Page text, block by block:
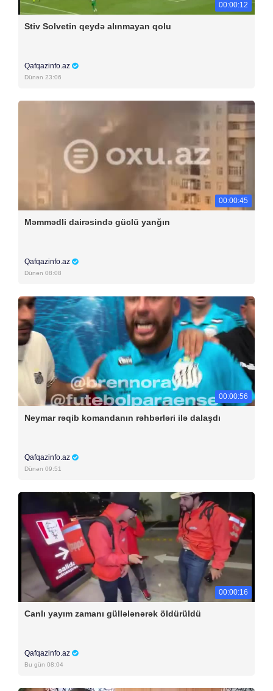
00:00:12
Stiv Solvetin qeydə alınmayan qolu
Qafqazinfo.az
Dünən 23:06
00:00:45
Məmmədli dairəsində güclü yanğın
Qafqazinfo.az
Dünən 08:08
00:00:56
Neymar rəqib komandanın rəhbərləri ilə dalaşdı
Qafqazinfo.az
Dünən 09:51
00:00:16
Canlı yayım zamanı güllələnərək öldürüldü
Qafqazinfo.az
Bu gün 08:04